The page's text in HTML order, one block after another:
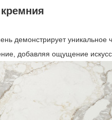
демонстрирует уникальное
добавляя ощущение